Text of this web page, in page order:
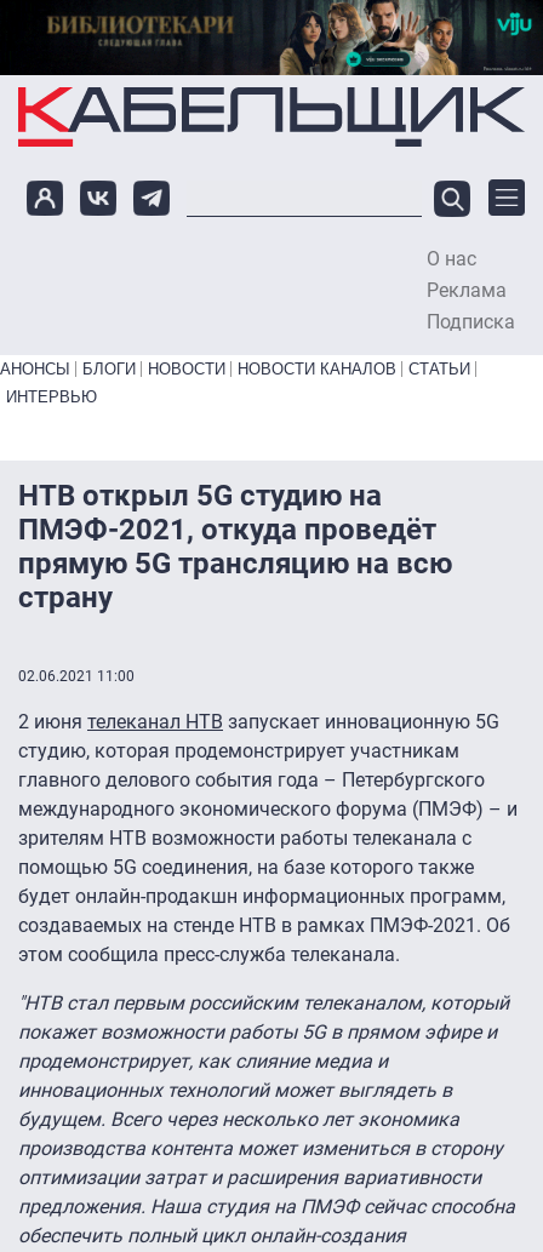
Перейти к основному содержанию
О нас
Реклама
Подписка
Primary links bottom
АНОНСЫ БЛОГИ НОВОСТИ НОВОСТИ КАНАЛОВ
СТАТЬИ
ИНТЕРВЬЮ
НТВ открыл 5G студию на
ПМЭФ-2021, откуда проведёт
прямую 5G трансляцию на всю
страну
02.06.2021 11:00
2 июня телеканал НТВ запускает инновационную 5G
студию, которая продемонстрирует участникам
главного делового события года – Петербургского
международного экономического форума (ПМЭФ) – и
зрителям НТВ возможности работы телеканала с
помощью 5G соединения, на базе которого также
будет онлайн-продакшн информационных программ,
создаваемых на стенде НТВ в рамках ПМЭФ-2021. Об
этом сообщила пресс-служба телеканала.
"НТВ стал первым российским телеканалом, который
покажет возможности работы 5G в прямом эфире и
продемонстрирует, как слияние медиа и
инновационных технологий может выглядеть в
будущем. Всего через несколько лет экономика
производства контента может измениться в сторону
оптимизации затрат и расширения вариативности
предложения. Наша студия на ПМЭФ сейчас способна
обеспечить полный цикл онлайн-создания